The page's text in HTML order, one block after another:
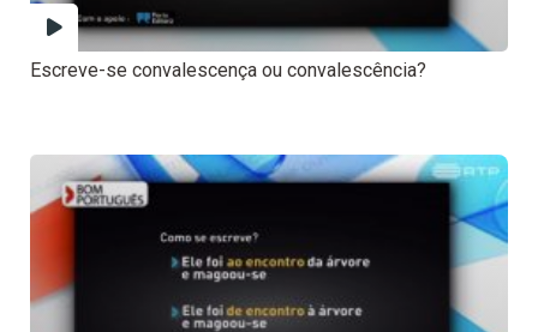
Escreve-se convalescença ou convalescência?